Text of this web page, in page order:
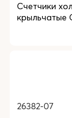
Счетчики
крыльчатые
26382-07